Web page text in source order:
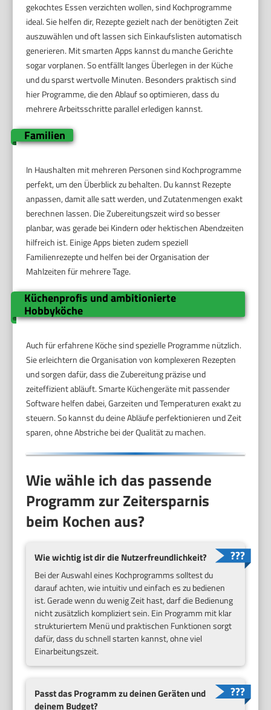
gekochtes Essen verzichten wollen, sind Kochprogramme
ideal. Sie helfen dir, Rezepte gezielt nach der benötigten Zeit
auszuwählen und oft lassen sich Einkaufslisten automatisch
generieren. Mit smarten Apps kannst du manche Gerichte
sogar vorplanen. So entfällt langes Überlegen in der Küche
und du sparst wertvolle Minuten. Besonders praktisch sind
hier Programme, die den Ablauf so optimieren, dass du
mehrere Arbeitsschritte parallel erledigen kannst.
Familien
In Haushalten mit mehreren Personen sind Kochprogramme
perfekt, um den Überblick zu behalten. Du kannst Rezepte
anpassen, damit alle satt werden, und Zutatenmengen exakt
berechnen lassen. Die Zubereitungszeit wird so besser
planbar, was gerade bei Kindern oder hektischen Abendzeiten
hilfreich ist. Einige Apps bieten zudem speziell
Familienrezepte und helfen bei der Organisation der
Mahlzeiten für mehrere Tage.
Küchenprofis und ambitionierte
Hobbyköche
Auch für erfahrene Köche sind spezielle Programme nützlich.
Sie erleichtern die Organisation von komplexeren Rezepten
und sorgen dafür, dass die Zubereitung präzise und
zeiteffizient abläuft. Smarte Küchengeräte mit passender
Software helfen dabei, Garzeiten und Temperaturen exakt zu
steuern. So kannst du deine Abläufe perfektionieren und Zeit
sparen, ohne Abstriche bei der Qualität zu machen.
Wie wähle ich das passende
Programm zur Zeitersparnis
beim Kochen aus?
Wie wichtig ist dir die Nutzerfreundlichkeit?
Bei der Auswahl eines Kochprogramms solltest du
darauf achten, wie intuitiv und einfach es zu bedienen
ist. Gerade wenn du wenig Zeit hast, darf die Bedienung
nicht zusätzlich kompliziert sein. Ein Programm mit klar
strukturiertem Menü und praktischen Funktionen sorgt
dafür, dass du schnell starten kannst, ohne viel
Einarbeitungszeit.
Passt das Programm zu deinen Geräten und
deinem Budget?